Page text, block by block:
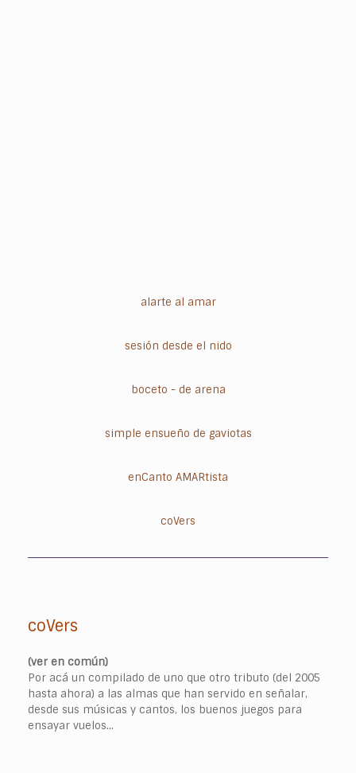
alarte al amar
sesión desde el nido
boceto - de arena
simple ensueño de gaviotas
enCanto AMARtista
coVers
coVers
(ver en común)
Por acá un compilado de uno que otro tributo (del 2005
hasta ahora) a las almas que han servido en señalar,
desde sus músicas y cantos, los buenos juegos para
ensayar vuelos...